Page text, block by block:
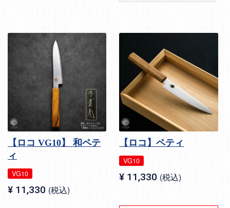
【ロコ VG10】 和ペテ
ィ
VG10
¥ 11,330 税込
【ロコ】ペティ
VG10
¥ 11,330 税込